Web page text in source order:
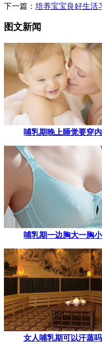
下一篇： 培养宝宝良好生活
图文新闻
哺乳期晚上睡觉要穿
哺乳期一边胸大一胸
女人哺乳期可以汗蒸